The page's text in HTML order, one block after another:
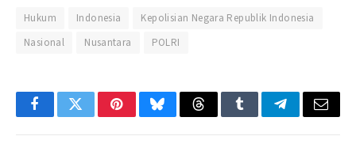
Hukum Indonesia
Kepolisian Negara Republik Indonesia
Nasional
Nusantara POLRI
FacebookTwitterPinterestBlueskyThreadsTumblrTelegramEmail